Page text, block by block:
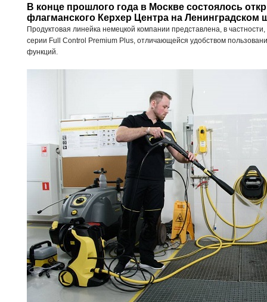
В конце прошлого года в Москве состоялось
флагманского Керхер Центра на Ленинградском
Продуктовая линейка немецкой компании представлена, в
серии Full Control Premium Plus, отличающейся удобством
функций.